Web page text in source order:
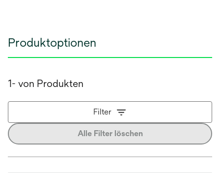
Produktoptionen
1- von Produkten
Filter
Alle Filter löschen